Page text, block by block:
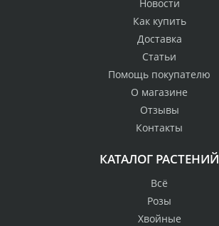
Новости
Как купить
Доставка
Статьи
Помощь покупателю
О магазине
Отзывы
Контакты
КАТАЛОГ РАСТЕНИЙ
Всё
Розы
Хвойные